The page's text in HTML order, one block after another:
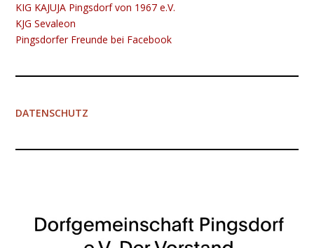
KIG K​​​​​AJUJA Pingsdorf von 1967 e.V.
KJG Sevaleon
Pingsdorfer Freunde bei Facebook
DATENSCHUTZ